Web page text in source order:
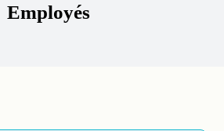
Employés